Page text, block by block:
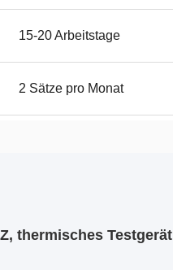
15-20 Arbeitstage
2 Sätze pro Monat
thermisches Testgerät